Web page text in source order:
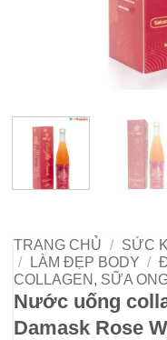
TRANG CHỦ / SỨC
/
LÀM ĐẸP BODY /
COLLAGEN, SỮA
Nước uống
Damask Rose